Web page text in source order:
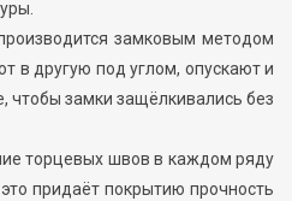
замковым методом
в другую под углом, опускают и
чтобы замки защёлкивались без
торцевых швов в каждом ряду
придаёт покрытию прочность